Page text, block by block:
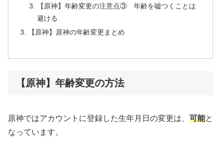
【原神】年齢変更の注意点③ 年齢を嘘つくことは
避ける
【原神】原神の年齢変更まとめ
【原神】年齢変更の方法
原神ではアカウントに登録した生年月日の変更は、 可能と
なっています。